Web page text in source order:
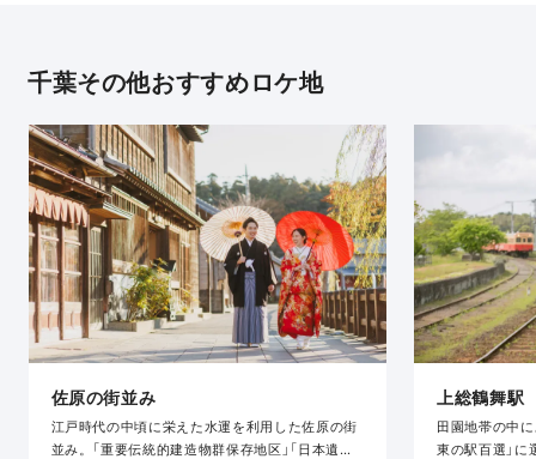
千葉その他おすすめロケ地
佐原の街並み
江戸時代の中頃に栄えた水運を利用した佐原の街
並み。「重要伝統的建造物群保存地区」「日本遺産」
上総鶴舞駅
田園地帯の中
東の駅百選」に